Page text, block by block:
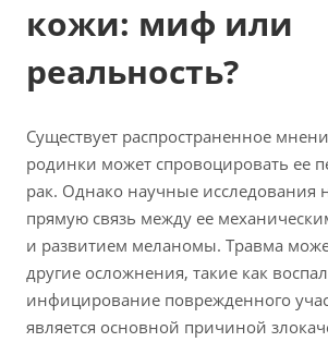
кожи: миф или
реальность?
Существует распространенное
родинки может спровоцировать ее
рак. Однако научные исследования
прямую связь между ее
и развитием меланомы. Травма
другие осложнения, такие как
инфицирование поврежденного
является основной причиной